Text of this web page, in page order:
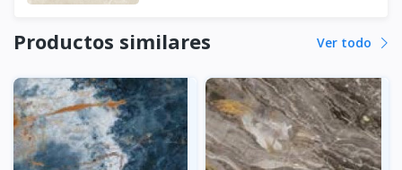
Productos similares Ver todo